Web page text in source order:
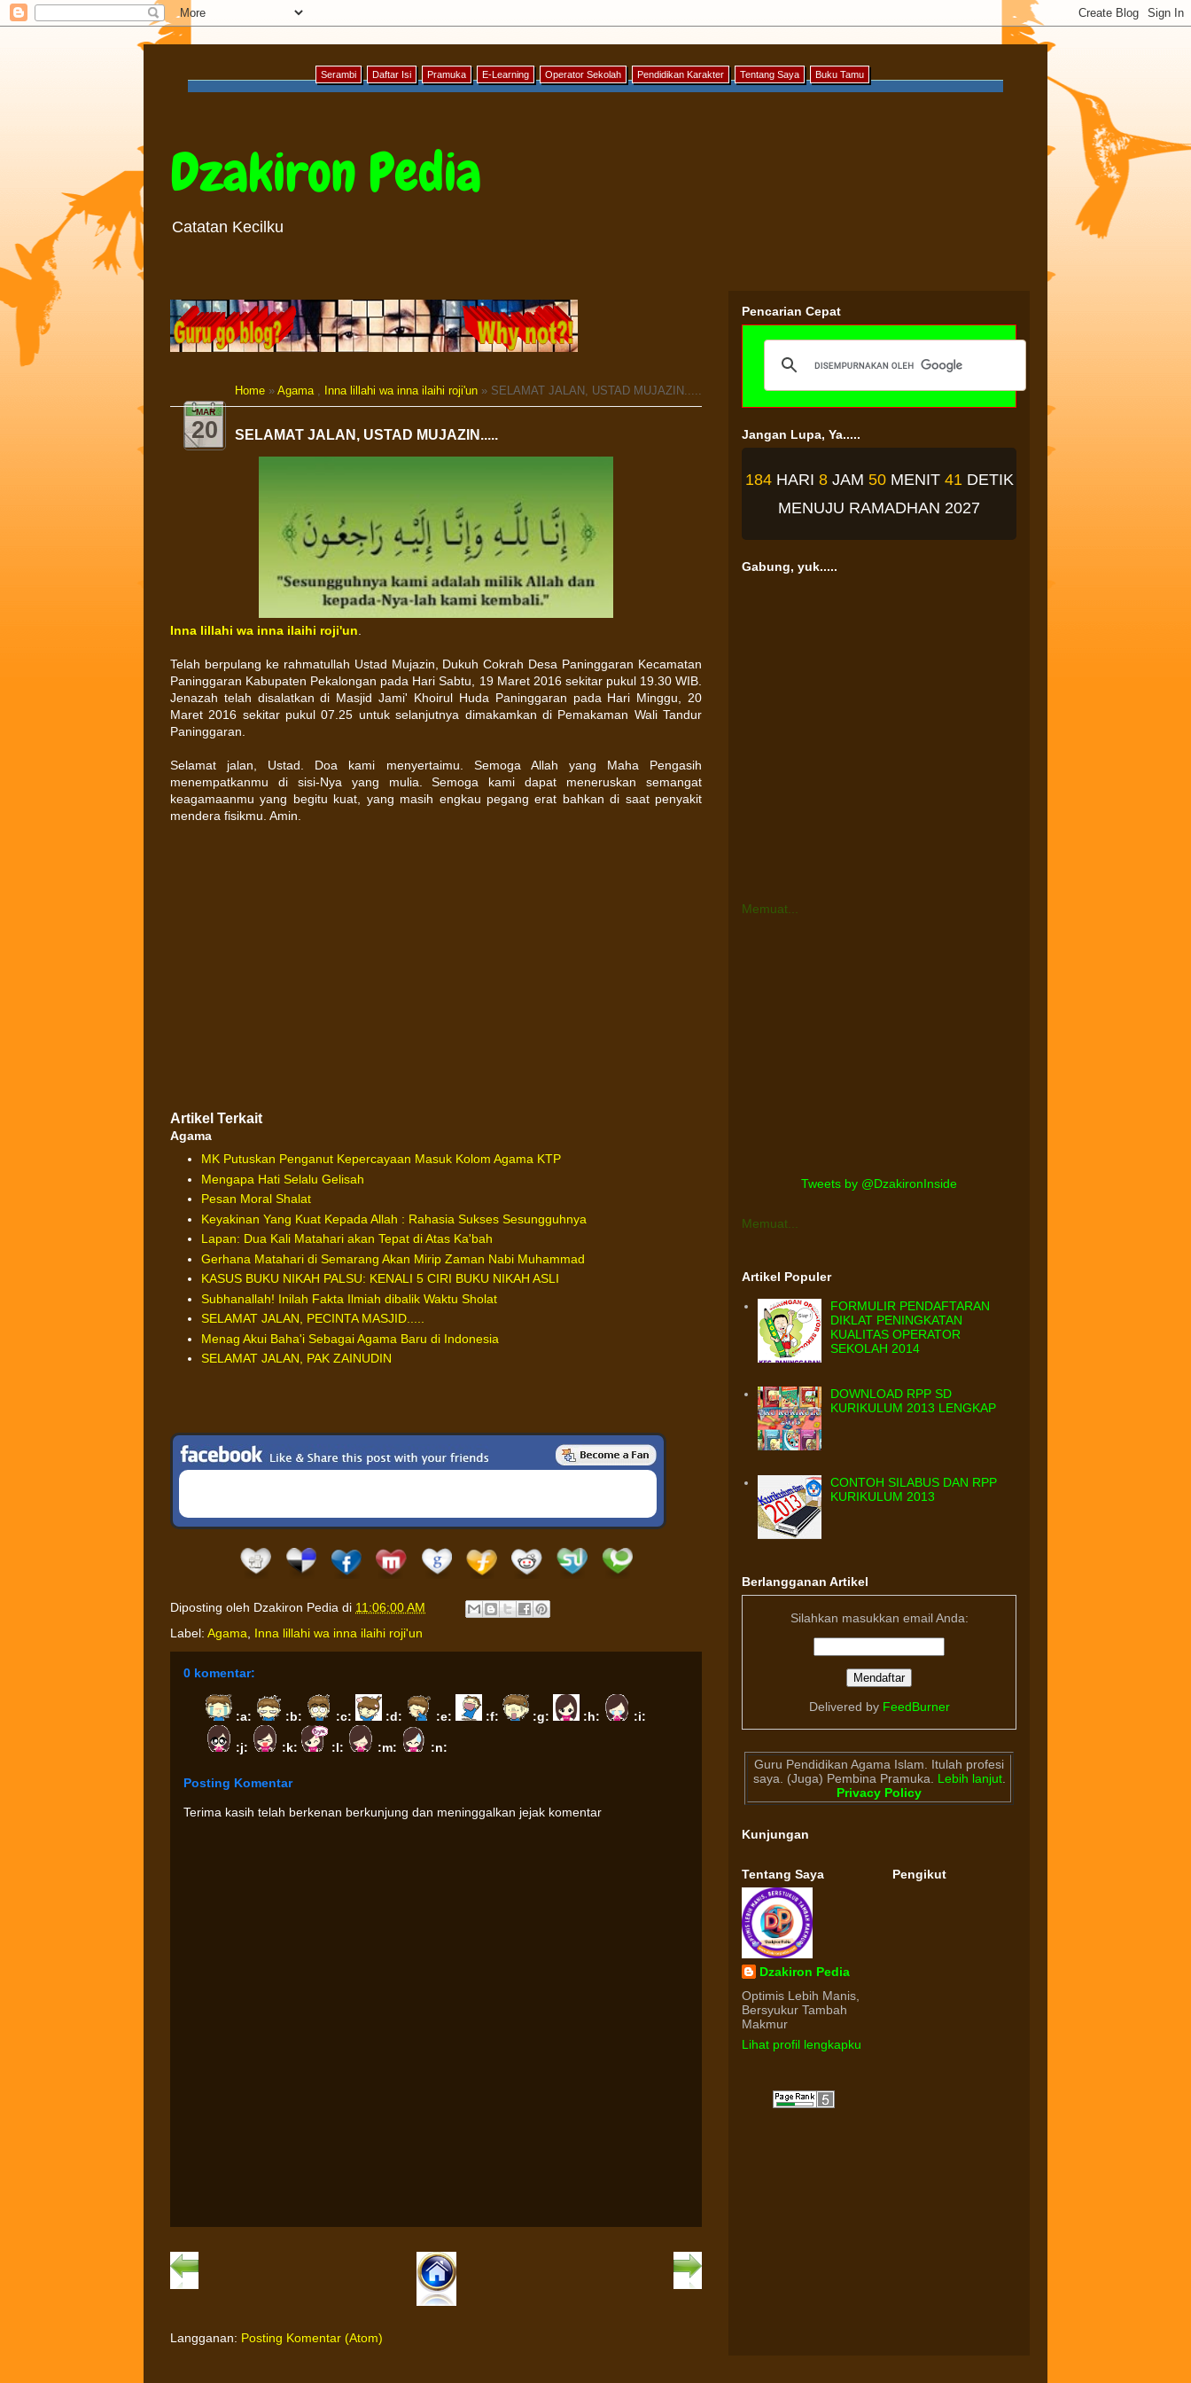
Serambi Daftar Isi Pramuka E-Learning Operator Sekolah Pendidikan Karakter Tentang Saya Buku Tamu
Dzakiron Pedia
Catatan Kecilku
MAR
20
Home » Agama, Inna lillahi wa inna ilaihi roji'un » SELAMAT JALAN, USTAD MUJAZIN.....
SELAMAT JALAN, USTAD MUJAZIN.....
Inna lillahi wa inna ilaihi roji'un
Telah berpulang ke rahmatullah Ustad Mujazin, Dukuh Cokrah Desa Paninggaran Kecamatan
Paninggaran Kabupaten Pekalongan pada Hari Sabtu, 19 Maret 2016 sekitar pukul 19.30 WIB.
Jenazah telah disalatkan di Masjid Jami' Khoirul Huda Paninggaran pada Hari Minggu, 20
Maret 2016 sekitar pukul 07.25 untuk selanjutnya dimakamkan di Pemakaman Wali Tandur
Paninggaran.
Selamat jalan, Ustad. Doa kami menyertaimu. Semoga Allah yang Maha Pengasih
menempatkanmu di sisi-Nya yang mulia. Semoga kami dapat meneruskan semangat
keagamaanmu yang begitu kuat, yang masih engkau pegang erat bahkan di saat penyakit
mendera fisikmu. Amin.
Artikel Terkait
Agama
MK Putuskan Penganut Kepercayaan Masuk Kolom Agama KTP
Mengapa Hati Selalu Gelisah
Pesan Moral Shalat
Keyakinan Yang Kuat Kepada Allah : Rahasia Sukses Sesungguhnya
Lapan: Dua Kali Matahari akan Tepat di Atas Ka'bah
Gerhana Matahari di Semarang Akan Mirip Zaman Nabi Muhammad
KASUS BUKU NIKAH PALSU: KENALI 5 CIRI BUKU NIKAH ASLI
Subhanallah! Inilah Fakta Ilmiah dibalik Waktu Sholat
SELAMAT JALAN, PECINTA MASJID.....
Menag Akui Baha'i Sebagai Agama Baru di Indonesia
SELAMAT JALAN, PAK ZAINUDIN
Diposting oleh Dzakiron Pedia di 11:06:00 AM
Label: Agama Inna lillahi wa inna ilaihi roji'un
0 komentar:
:a: :b: :c: :d: :e: :f: :g: :h: :i:
:j: :k: :l: :m: :n:
Posting Komentar
Terima kasih telah berkenan berkunjung dan meninggalkan jejak komentar
Langganan: Posting Komentar (Atom)
Pencarian Cepat
Jangan Lupa, Ya.....
184 HARI 8 JAM 50 MENIT40 DETIK
MENUJU RAMADHAN 2027
Gabung, yuk.....
Memuat...
Tweets by @DzakironInside
Memuat...
Artikel Populer
FORMULIR PENDAFTARAN
DIKLAT PENINGKATAN
KUALITAS OPERATOR
SEKOLAH 2014
DOWNLOAD RPP SD
KURIKULUM 2013 LENGKAP
CONTOH SILABUS DAN RPP
KURIKULUM 2013
Berlangganan Artikel
Silahkan masukkan email Anda:
Delivered by FeedBurner
Guru Pendidikan Agama Islam. Itulah profesi
saya. (Juga) Pembina Pramuka.
Lebih lanjut.
Privacy Policy
Kunjungan
Tentang Saya
Dzakiron Pedia
Optimis Lebih Manis,
Bersyukur Tambah
Makmur
Lihat profil lengkapku
Pengikut